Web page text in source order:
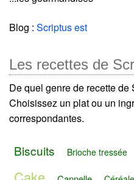
Blog : Scriptus est
Les recettes de
De quel genre de recette
Choisissez un plat ou un
correspondantes.
Biscuits Brioche tressée